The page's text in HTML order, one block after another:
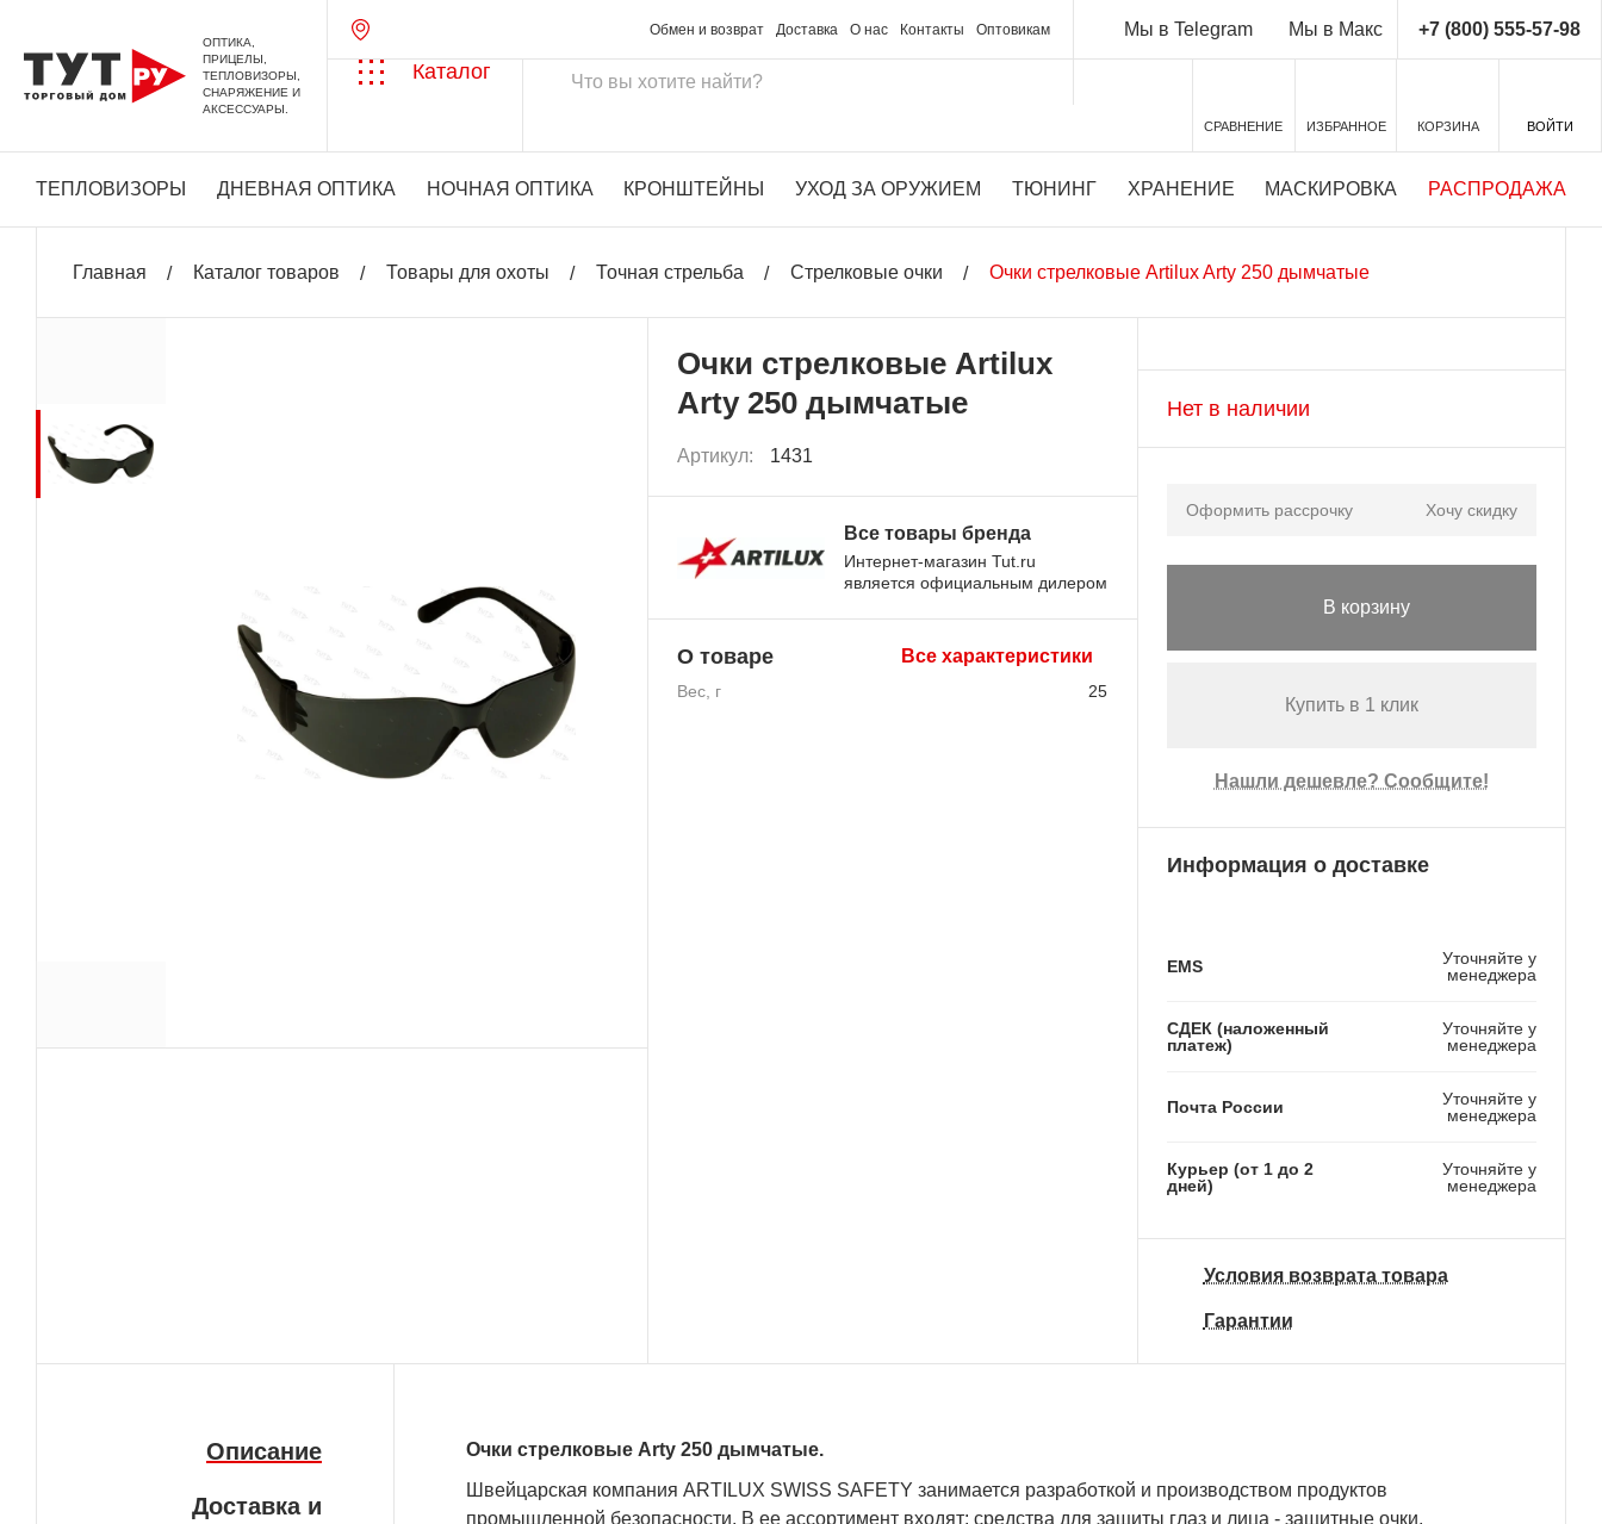
ОПТИКА,
ПРИЦЕЛЫ,
ТЕПЛОВИЗОРЫ,
СНАРЯЖЕНИЕ И
АКСЕССУАРЫ.
Обмен и возврат Доставка О нас Контакты Оптовикам Мы в Telegram Мы в Макс +7 (800) 555-57-98
Каталог
СРАВНЕНИЕ ИЗБРАННОЕ КОРЗИНА ВОЙТИ
ТЕПЛОВИЗОРЫ ДНЕВНАЯ ОПТИКА НОЧНАЯ ОПТИКА КРОНШТЕЙНЫ УХОД ЗА ОРУЖИЕМ ТЮНИНГ ХРАНЕНИЕ МАСКИРОВКА РАСПРОДАЖА
Главная Каталог товаров Товары для охоты Точная стрельба Стрелковые очки Очки стрелковые Artilux Arty 250 дымчатые
Очки стрелковые Artilux
Arty 250 дымчатые
Артикул: 1431
Все товары бренда
Интернет-магазин Tut.ru
является официальным дилером
О товаре Все характеристики
Вес, г 25
Нет в наличии
Оформить рассрочку Хочу скидку
В корзину
Купить в 1 клик
Нашли дешевле? Сообщите!
Информация о доставке
EMS
Уточняйте у
менеджера
СДЕК (наложенный
платеж)
Уточняйте у
менеджера
Почта России
Уточняйте у
менеджера
Курьер (от 1 до 2
дней)
Уточняйте у
менеджера
Условия возврата товара
Гарантии
Описание
Доставка и
Очки стрелковые Arty 250 дымчатые.
Швейцарская компания ARTILUX SWISS SAFETY занимается разработкой и производством продуктов
промышленной безопасности. В ее ассортимент входят: средства для защиты глаз и лица - защитные очки,